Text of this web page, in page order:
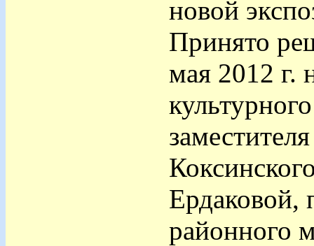
новой
Принято
мая 2012 г.
Ердаковой,
районного